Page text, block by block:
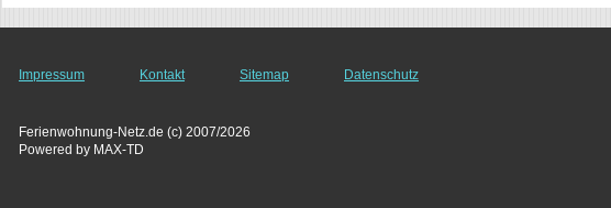
Impressum Kontakt Sitemap Datenschutz
Ferienwohnung-Netz.de (c) 2007/2026
Powered by MAX-TD